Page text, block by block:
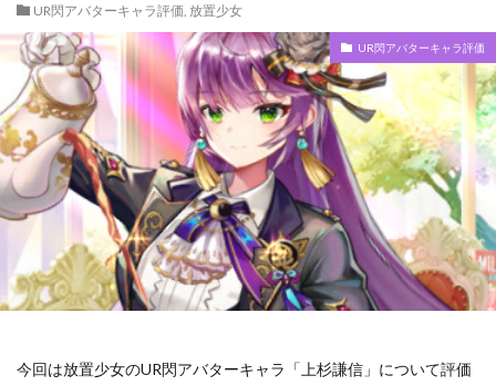
UR閃アバターキャラ評価, 放置少女
UR閃アバターキャラ評価
今回は放置少女のUR閃アバターキャラ「上杉謙信」について評価